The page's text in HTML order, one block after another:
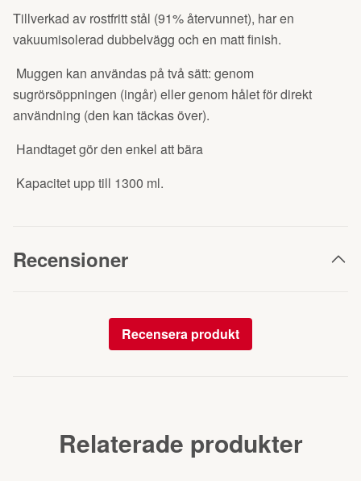
Tillverkad av rostfritt stål (91% återvunnet), har en
vakuumisolerad dubbelvägg och en matt finish.
Muggen kan användas på två sätt: genom
sugrörsöppningen (ingår) eller genom hålet för direkt
användning (den kan täckas över).
Handtaget gör den enkel att bära
Kapacitet upp till 1300 ml.
Recensioner
Recensera produkt
Relaterade produkter